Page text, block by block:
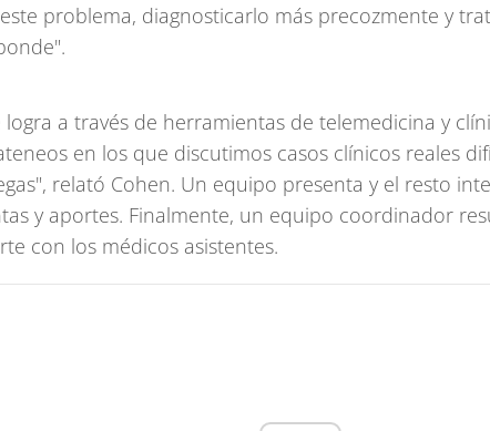
problema, diagnosticarlo más precozmente y
logra a través de herramientas de telemedicina y
en los que discutimos casos clínicos reales
relató Cohen. Un equipo presenta y el resto
y aportes. Finalmente, un equipo coordinador
con los médicos asistentes.